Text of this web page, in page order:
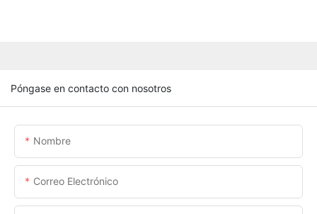
Póngase en contacto con nosotros
Nombre
Correo Electrónico